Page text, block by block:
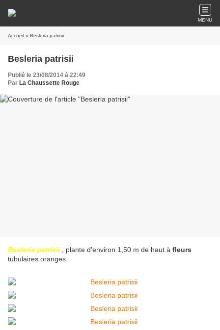
MENU
Accueil » Besleria patrisii
Besleria patrisii
Publié le 23/08/2014 à 22:49
Par La Chaussette Rouge
Besleria patrisii , plante d'environ 1,50 m de haut à fleurs
tubulaires oranges.